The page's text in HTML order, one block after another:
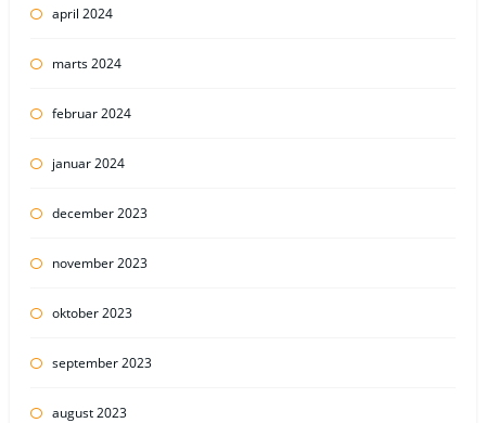
april 2024
marts 2024
februar 2024
januar 2024
december 2023
november 2023
oktober 2023
september 2023
august 2023